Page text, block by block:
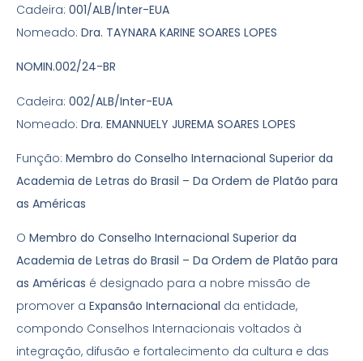
Cadeira: 001/ALB/Inter-EUA
Nomeado: Dra. TAYNARA KARINE SOARES LOPES
NOMIN.002/24-BR
Cadeira: 002/ALB/Inter-EUA
Nomeado: Dra. EMANNUELY JUREMA SOARES LOPES
Função: Membro do Conselho Internacional Superior da
Academia de Letras do Brasil – Da Ordem de Platão para
as Américas
O Membro do Conselho Internacional Superior da
Academia de Letras do Brasil – Da Ordem de Platão para
as Américas é designado para a nobre missão de
promover a Expansão Internacional da entidade,
compondo Conselhos Internacionais voltados à
integração, difusão e fortalecimento da cultura e das